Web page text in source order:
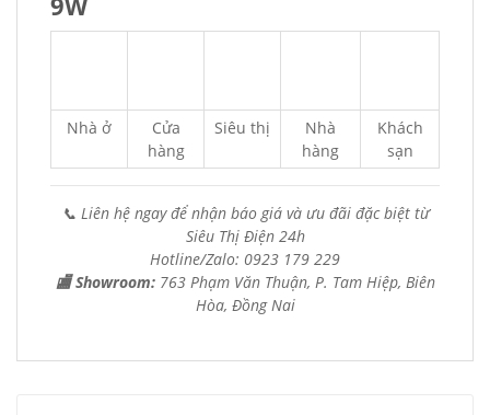
Nhà ở
Cửa
hàng
Siêu thị
Nhà
hàng
Khách
sạn
📞 Liên hệ ngay để nhận báo giá và ưu đãi đặc biệt từ
Siêu Thị Điện 24h
Hotline/Zalo: 0923 179 229
🏬 Showroom: 763 Phạm Văn Thuận, P. Tam Hiệp, Biên
Hòa, Đồng Nai